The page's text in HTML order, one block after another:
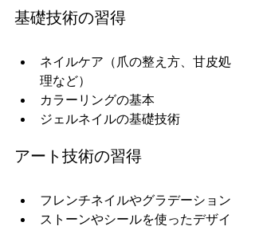
基礎技術の習得
ネイルケア（爪の整え方、甘皮処
理など）
カラーリングの基本
ジェルネイルの基礎技術
アート技術の習得
フレンチネイルやグラデーション
ストーンやシールを使ったデザイ